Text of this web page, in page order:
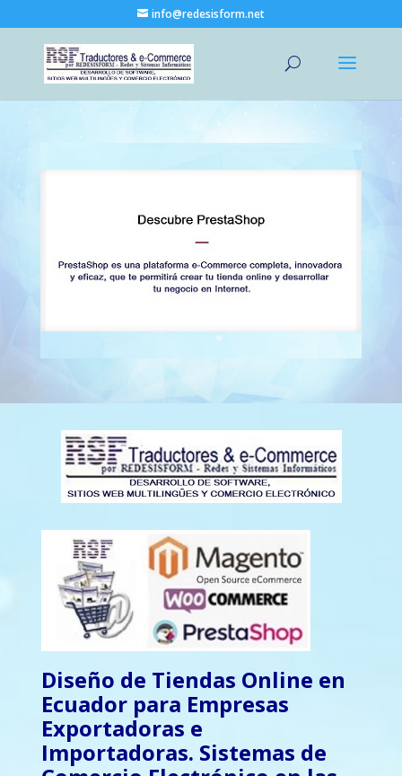
info@redesisform.net
Diseño de Tiendas Online en
Ecuador para Empresas
Exportadoras e
Importadoras. Sistemas de